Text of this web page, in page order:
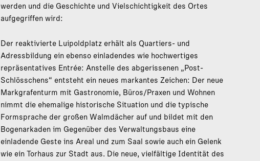
werden und die Geschichte und Vielschichtigkeit des Ortes
aufgegriffen wird:
Der reaktivierte Luipoldplatz erhält als Quartiers- und
Adressbildung ein ebenso einladendes wie hochwertiges
repräsentatives Entrée: Anstelle des abgerissenen „Post-
Schlösschens“ entsteht ein neues markantes Zeichen: Der neue
Markgrafenturm mit Gastronomie, Büros/Praxen und Wohnen
nimmt die ehemalige historische Situation und die typische
Formsprache der großen Walmdächer auf und bildet mit den
Bogenarkaden im Gegenüber des Verwaltungsbaus eine
einladende Geste ins Areal und zum Saal sowie auch ein Gelenk
wie ein Torhaus zur Stadt aus. Die neue, vielfältige Identität des